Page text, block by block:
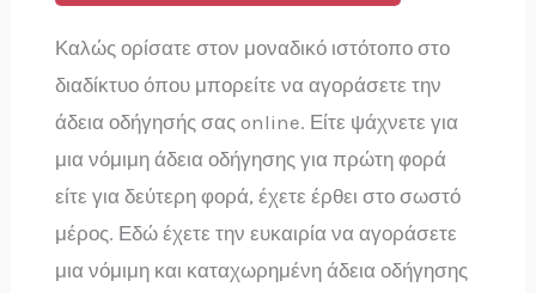
Καλώς ορίσατε στον μοναδικό ιστότοπο στο
διαδίκτυο όπου μπορείτε να αγοράσετε την
άδεια οδήγησής σας online. Είτε ψάχνετε για
μια νόμιμη άδεια οδήγησης για πρώτη φορά
είτε για δεύτερη φορά, έχετε έρθει στο σωστό
μέρος. Εδώ έχετε την ευκαιρία να αγοράσετε
μια νόμιμη και καταχωρημένη άδεια οδήγησης